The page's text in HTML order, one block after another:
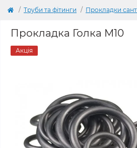
Труби та фітинги Прокладки
Прокладка Голка М10
Акція